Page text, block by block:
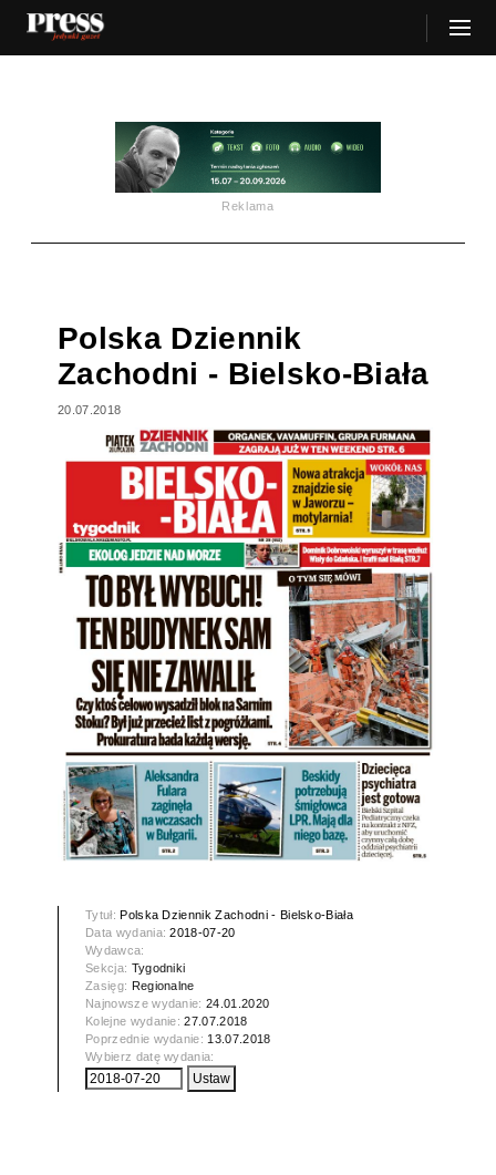
Reklama
Polska Dziennik
Zachodni - Bielsko-Biała
20.07.2018
Tytuł:Polska Dziennik Zachodni - Bielsko-Biała
Data wydania:2018-07-20
Wydawca:
Sekcja: Tygodniki
Zasięg: Regionalne
Najnowsze wydanie:24.01.2020
Kolejne wydanie:27.07.2018
Poprzednie wydanie: 13.07.2018
Wybierz datę wydania: